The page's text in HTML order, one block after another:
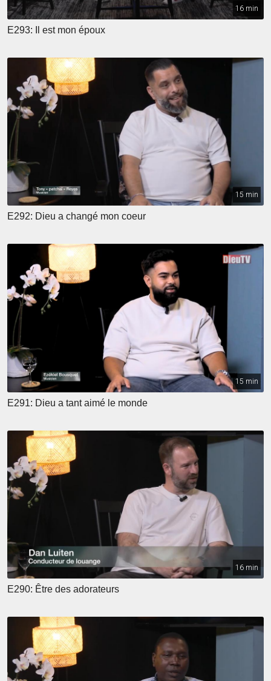
16 min
E293: Il est mon époux
15 min
E292: Dieu a changé mon coeur
15 min
E291: Dieu a tant aimé le monde
16 min
E290: Être des adorateurs